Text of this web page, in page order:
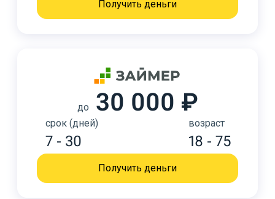
Получить деньги
до 30 000 ₽
срок (дней)
7 - 30
возраст
18 - 75
Получить деньги